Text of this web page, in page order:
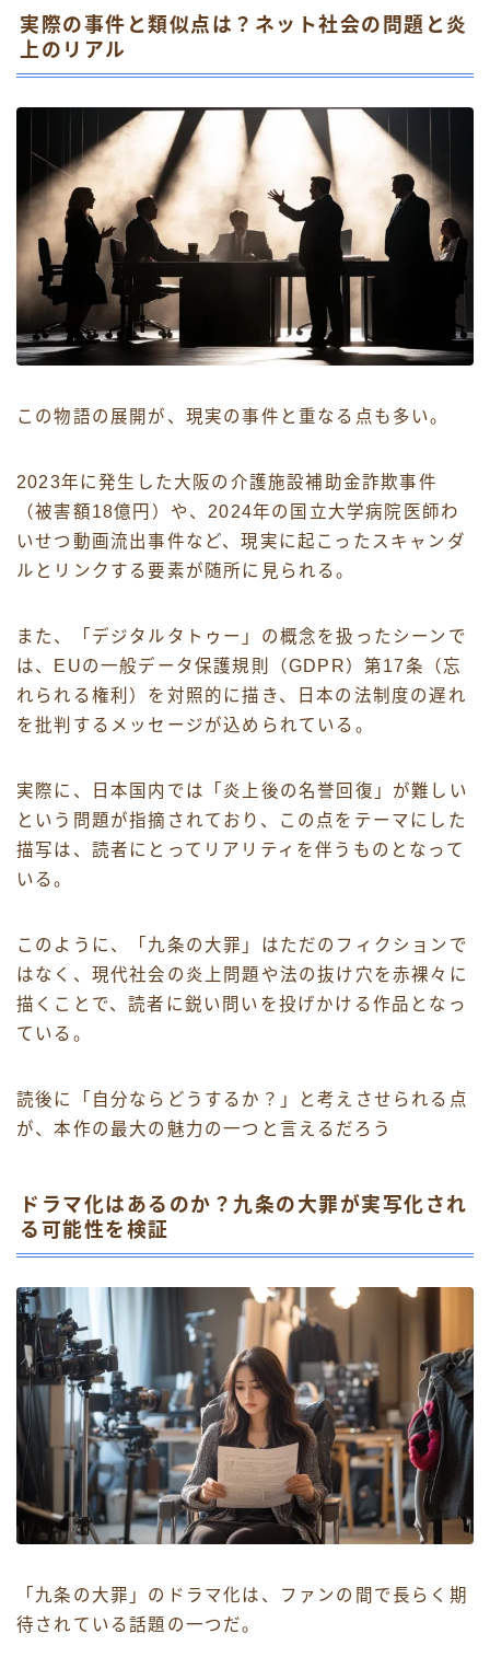
実際の事件と類似点は？ネット社会の問題と炎
上のリアル
この物語の展開が、現実の事件と重なる点も多い。
2023年に発生した大阪の介護施設補助金詐欺事件
（被害額18億円）や、2024年の国立大学病院医師わ
いせつ動画流出事件など、現実に起こったスキャンダ
ルとリンクする要素が随所に見られる。
また、「デジタルタトゥー」の概念を扱ったシーンで
は、EUの一般データ保護規則（GDPR）第17条（忘
れられる権利）を対照的に描き、日本の法制度の遅れ
を批判するメッセージが込められている。
実際に、日本国内では「炎上後の名誉回復」が難しい
という問題が指摘されており、この点をテーマにした
描写は、読者にとってリアリティを伴うものとなって
いる。
このように、「九条の大罪」はただのフィクションで
はなく、現代社会の炎上問題や法の抜け穴を赤裸々に
描くことで、読者に鋭い問いを投げかける作品となっ
ている。
読後に「自分ならどうするか？」と考えさせられる点
が、本作の最大の魅力の一つと言えるだろう
ドラマ化はあるのか？九条の大罪が実写化され
る可能性を検証
「九条の大罪」のドラマ化は、ファンの間で長らく期
待されている話題の一つだ。